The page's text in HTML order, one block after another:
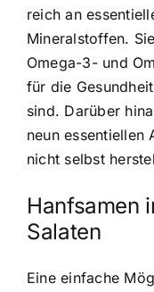
reich an
Mineralstoffen.
Omega-3- und
für die
sind. Darüber
neun essentiellen
nicht selbst
Hanfsamen
Salaten
Eine einfache